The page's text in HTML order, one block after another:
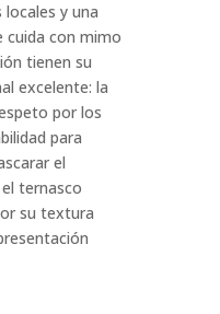
locales y una
cuida con mimo
tienen su
excelente: la
por los
para
el
ternasco
su textura